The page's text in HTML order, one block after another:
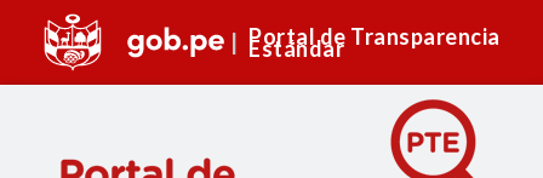
Portal de Transparencia
Estándar